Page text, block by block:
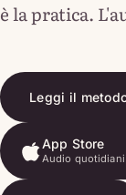
è la pratica.
Leggi il
App Store
Audio
App Store